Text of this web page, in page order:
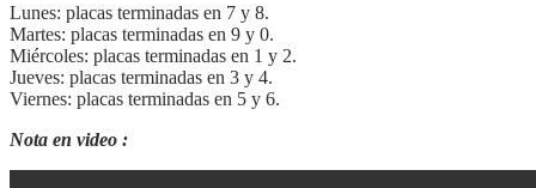
Lunes: placas terminadas en 7 y 8.
Martes: placas terminadas en 9 y 0.
Miércoles: placas terminadas en 1 y 2.
Jueves: placas terminadas en 3 y 4.
Viernes: placas terminadas en 5 y 6.
Nota en video :